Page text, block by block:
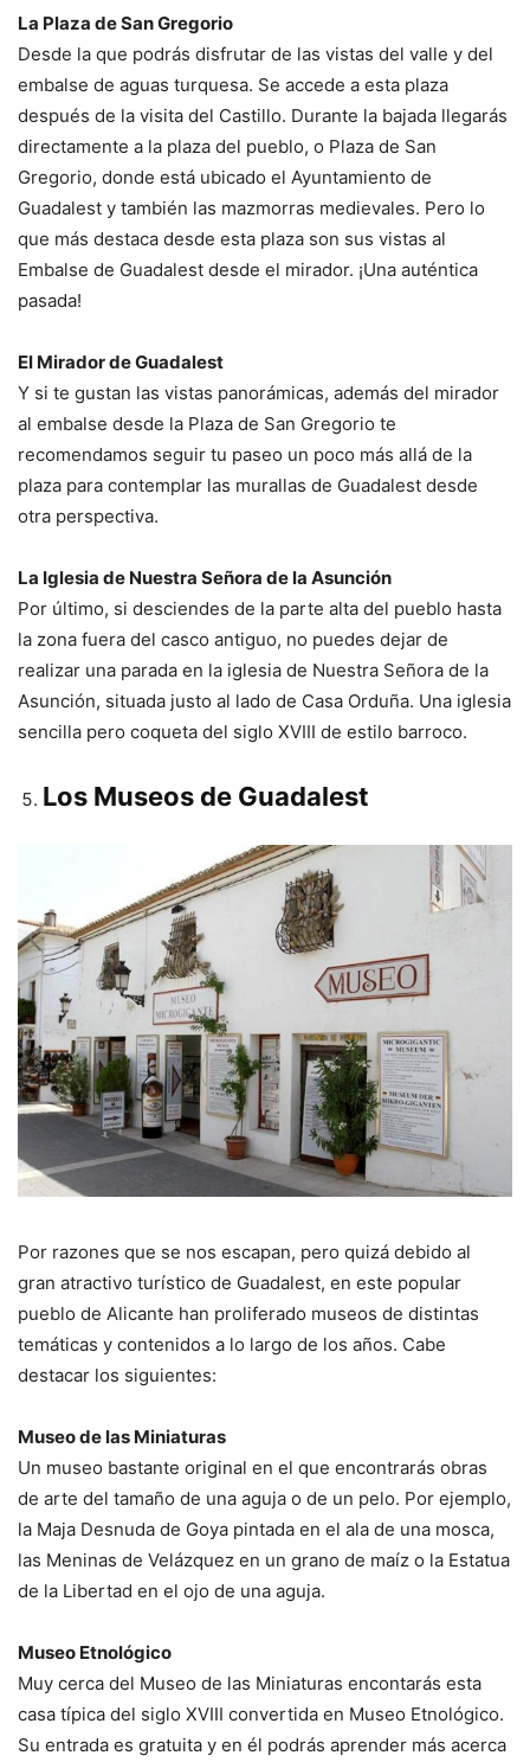
La Plaza de San Gregorio
Desde la que podrás disfrutar de las vistas del valle y del
embalse de aguas turquesa. Se accede a esta plaza
después de la visita del Castillo. Durante la bajada llegarás
directamente a la plaza del pueblo, o Plaza de San
Gregorio, donde está ubicado el Ayuntamiento de
Guadalest y también las mazmorras medievales. Pero lo
que más destaca desde esta plaza son sus vistas al
Embalse de Guadalest desde el mirador. ¡Una auténtica
pasada!
El Mirador de Guadalest
Y si te gustan las vistas panorámicas, además del mirador
al embalse desde la Plaza de San Gregorio te
recomendamos seguir tu paseo un poco más allá de la
plaza para contemplar las murallas de Guadalest desde
otra perspectiva.
La Iglesia de Nuestra Señora de la Asunción
Por último, si desciendes de la parte alta del pueblo hasta
la zona fuera del casco antiguo, no puedes dejar de
realizar una parada en la iglesia de Nuestra Señora de la
Asunción, situada justo al lado de Casa Orduña. Una iglesia
sencilla pero coqueta del siglo XVIII de estilo barroco.
Los Museos de Guadalest
Por razones que se nos escapan, pero quizá debido al
gran atractivo turístico de Guadalest, en este popular
pueblo de Alicante han proliferado museos de distintas
temáticas y contenidos a lo largo de los años. Cabe
destacar los siguientes:
Museo de las Miniaturas
Un museo bastante original en el que encontrarás obras
de arte del tamaño de una aguja o de un pelo. Por ejemplo,
la Maja Desnuda de Goya pintada en el ala de una mosca,
las Meninas de Velázquez en un grano de maíz o la Estatua
de la Libertad en el ojo de una aguja.
Museo Etnológico
Muy cerca del Museo de las Miniaturas encontarás esta
casa típica del siglo XVIII convertida en Museo Etnológico.
Su entrada es gratuita y en él podrás aprender más acerca